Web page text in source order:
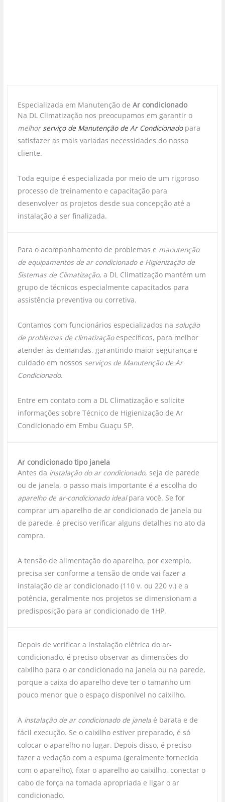
Especializada em Manutenção de Ar condicionado
Na DL Climatização nos preocupamos em garantir o
melhor serviço de Manutenção de Ar Condicionadopara
satisfazer as mais variadas necessidades do nosso
cliente.
Toda equipe é especializada por meio de um rigoroso
processo de treinamento e capacitação para
desenvolver os projetos desde sua concepção até a
instalação a ser finalizada.
Para o acompanhamento de problemas e manutenção
de equipamentos de ar condicionado e Higienização de
Sistemas de Climatização, a DL Climatização mantém um
grupo de técnicos especialmente capacitados para
assistência preventiva ou corretiva.
Contamos com funcionários especializados na solução
de problemas de climatizaçãoespecíficos, para melhor
atender às demandas, garantindo maior segurança e
cuidado em nossos serviços de Manutenção de Ar
Condicionado.
Entre em contato com a DL Climatização e solicite
informações sobre Técnico de Higienização de Ar
Condicionado em Embu Guaçu SP.
Ar condicionado tipo janela
Antes da instalação do ar condicionado, seja de parede
ou de janela, o passo mais importante é a escolha do
aparelho de ar-condicionado idealpara você. Se for
comprar um aparelho de ar condicionado de janela ou
de parede, é preciso verificar alguns detalhes no ato da
compra.
A tensão de alimentação do aparelho, por exemplo,
precisa ser conforme a tensão de onde vai fazer a
instalação de ar condicionado (110 v. ou 220 v.) e a
potência, geralmente nos projetos se dimensionam a
predisposição para ar condicionado de 1HP.
Depois de verificar a instalação elétrica do ar-
condicionado, é preciso observar as dimensões do
caixilho para o ar condicionado na janela ou na parede,
porque a caixa do aparelho deve ter o tamanho um
pouco menor que o espaço disponível no caixilho.
A instalação de ar condicionado de janelaé barata e de
fácil execução. Se o caixilho estiver preparado, é só
colocar o aparelho no lugar. Depois disso, é preciso
fazer a vedação com a espuma (geralmente fornecida
com o aparelho), fixar o aparelho ao caixilho, conectar o
cabo de força na tomada apropriada e ligar o ar
condicionado.